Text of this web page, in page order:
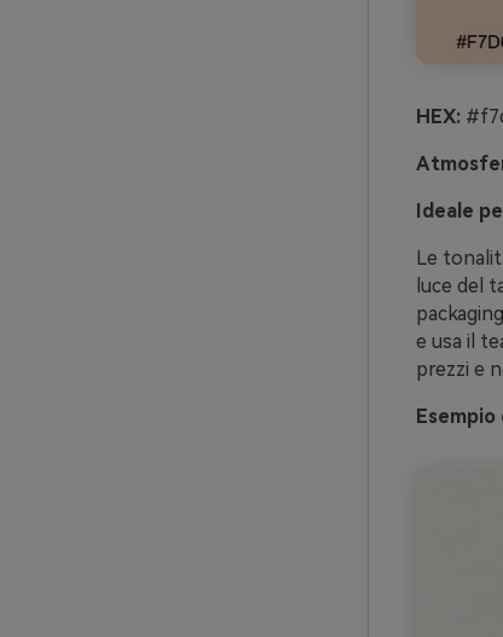
HEX:
Ideale
Le
luce del
e usa il
prezzi e